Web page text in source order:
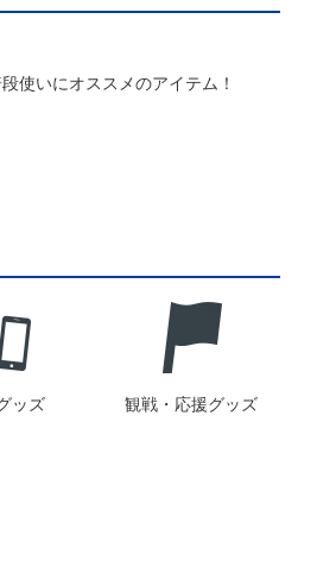
使いにオススメのアイテム！
ッズ 観戦・応援グッズ